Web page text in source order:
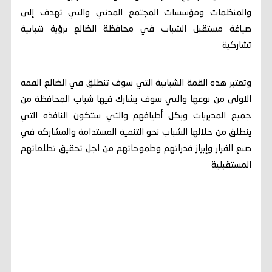
والمنظمات ومؤسسات المجتمع المدني والتي تهدف إلى
صياغة مستقبل الشباب في محافظة الضالع برؤية شبابية
تشاركية
وتعتبر هذه القمة الشبابية التي سوف تنطلق في الضالع القمة
الاولى من نوعها والتي سوف يشارك فيها شباب المحافظة من
جميع المديريات وبكل أطيافهم والتي ستكون النافذه التي
ينطلق من خلالها الشباب نحو التنمية المستدامة والمشاركة في
صنع القرار وإبراز قدراتهم وطموحاتهم من اجل تحقيق تطلعاتهم
المستقبلية